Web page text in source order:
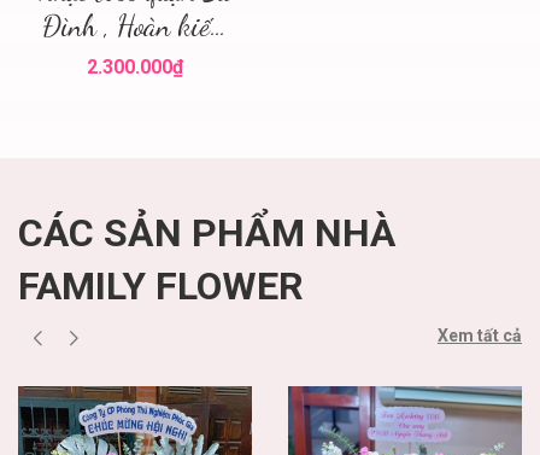
Đình , Hoàn kiếm
Hà Nội ! Hoa tặng
2.300.000₫
CÁC SẢN PHẨM NHÀ
FAMILY FLOWER
Xem tất cả